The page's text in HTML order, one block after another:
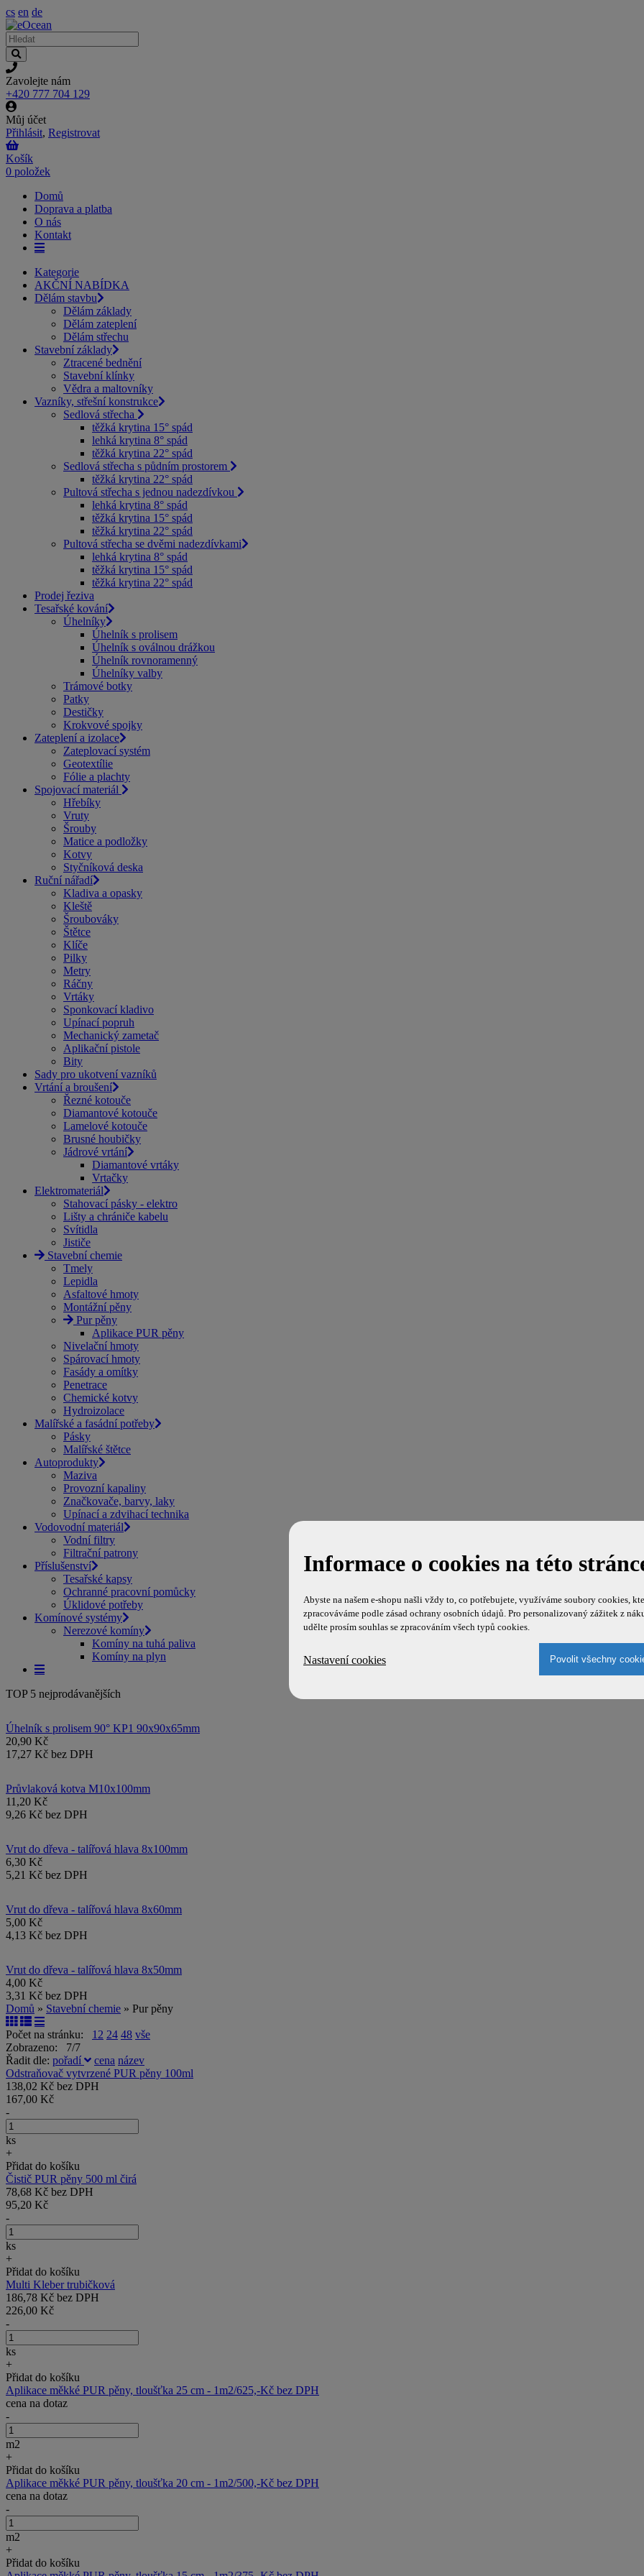
cs en de
Zavolejte nám
+420 777 704 129
Můj účet
Přihlásit, Registrovat
Košík
0 položek
Domů
Doprava a platba
O nás
Kontakt
Kategorie
AKČNÍ NABÍDKA
Dělám stavbu
Dělám základy
Dělám zateplení
Dělám střechu
Stavební základy
Ztracené bednění
Stavební klínky
Vědra a maltovníky
Vazníky, střešní konstrukce
Sedlová střecha
těžká krytina 15° spád
lehká krytina 8° spád
těžká krytina 22° spád
Sedlová střecha s půdním prostorem
těžká krytina 22° spád
Pultová střecha s jednou nadezdívkou
lehká krytina 8° spád
těžká krytina 15° spád
těžká krytina 22° spád
Pultová střecha se dvěmi nadezdívkami
lehká krytina 8° spád
těžká krytina 15° spád
těžká krytina 22° spád
Prodej řeziva
Tesařské kování
Úhelníky
Úhelník s prolisem
Úhelník s oválnou drážkou
Úhelník rovnoramenný
Úhelníky valby
Trámové botky
Patky
Destičky
Krokvové spojky
Zateplení a izolace
Zateplovací systém
Geotextílie
Fólie a plachty
Spojovací materiál
Hřebíky
Vruty
Šrouby
Matice a podložky
Kotvy
Styčníková deska
Ruční nářadí
Kladiva a opasky
Kleště
Šroubováky
Štětce
Klíče
Pilky
Metry
Ráčny
Vrtáky
Sponkovací kladivo
Upínací popruh
Mechanický zametač
Aplikační pistole
Bity
Sady pro ukotvení vazníků
Vrtání a broušení
Řezné kotouče
Diamantové kotouče
Lamelové kotouče
Brusné houbičky
Jádrové vrtání
Diamantové vrtáky
Vrtačky
Elektromateriál
Stahovací pásky - elektro
Lišty a chrániče kabelu
Svítidla
Jističe
Stavební chemie
Tmely
Lepidla
Asfaltové hmoty
Montážní pěny
Pur pěny
Aplikace PUR pěny
Nivelační hmoty
Spárovací hmoty
Fasády a omítky
Penetrace
Chemické kotvy
Hydroizolace
Malířské a fasádní potřeby
Pásky
Malířské štětce
Autoprodukty
Maziva
Provozní kapaliny
Značkovače, barvy, laky
Upínací a zdvihací technika
Vodovodní materiál
Vodní filtry
Filtrační patrony
Příslušenství
Tesařské kapsy
Ochranné pracovní pomůcky
Úklidové potřeby
Komínové systémy
Nerezové komíny
Komíny na tuhá paliva
Komíny na plyn
TOP 5 nejprodávanějších
Úhelník s prolisem 90° KP1 90x90x65mm
20,90 Kč
17,27 Kč bez DPH
Průvlaková kotva M10x100mm
11,20 Kč
9,26 Kč bez DPH
Vrut do dřeva - talířová hlava 8x100mm
6,30 Kč
5,21 Kč bez DPH
Vrut do dřeva - talířová hlava 8x60mm
5,00 Kč
4,13 Kč bez DPH
Vrut do dřeva - talířová hlava 8x50mm
4,00 Kč
3,31 Kč bez DPH
Domů » Stavební chemie » Pur pěny
Počet na stránku: 12 24 48 vše
Zobrazeno: 7/7
Řadit dle: pořadí cena název
Odstraňovač vytvrzené PUR pěny 100ml
138,02 Kč bez DPH
167,00 Kč
-
ks
+
Přidat do košíku
Čistič PUR pěny 500 ml čirá
78,68 Kč bez DPH
95,20 Kč
-
ks
+
Přidat do košíku
Multi Kleber trubičková
186,78 Kč bez DPH
226,00 Kč
-
ks
+
Přidat do košíku
Aplikace měkké PUR pěny, tloušťka 25 cm - 1m2/625,-Kč bez DPH
cena na dotaz
-
m2
+
Přidat do košíku
Aplikace měkké PUR pěny, tloušťka 20 cm - 1m2/500,-Kč bez DPH
cena na dotaz
-
m2
+
Přidat do košíku
Informace o cookies na této
Abyste na našem e-shopu našli vždy to, co potřebujete, využíváme soubory cookies,
zpracováváme podle zásad ochrany osobních údajů. Pro personalizovaný zážitek z
udělte prosím souhlas se zpracováním všech typů cookies.
Nastavení cookies